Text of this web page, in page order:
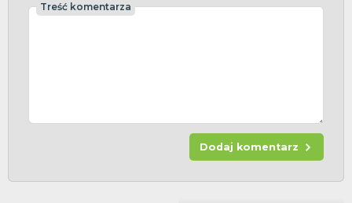
Treść komentarza
Dodaj komentarz